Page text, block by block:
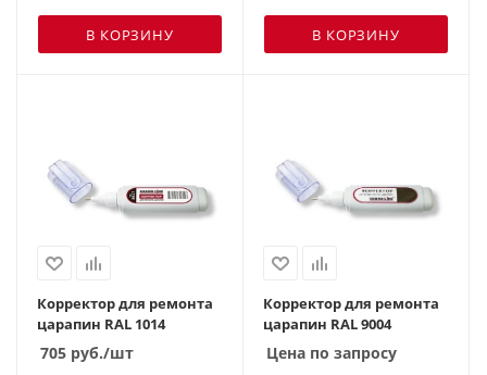
В КОРЗИНУ В КОРЗИНУ
Корректор для ремонта
царапин RAL 1014
705 руб./шт
Корректор для ремонта
царапин RAL 9004
Цена по запросу